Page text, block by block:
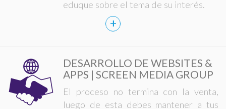
eduque sobre el tema de su interés.
+
DESARROLLO DE WEBSITES &
APPS | SCREEN MEDIA GROUP
El proceso no termina con la venta,
luego de esta debes mantener a tus